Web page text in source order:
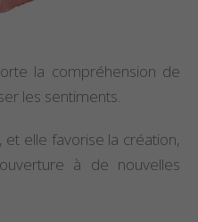
la compréhension de
les sentiments.
, et elle favorise la création,
à de nouvelles